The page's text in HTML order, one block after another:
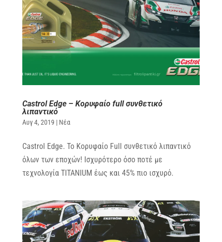
Castrol Edge – Κορυφαίο full συνθετικό
λιπαντικό
Αυγ 4, 2019 | Νέα
Castrol Edge. To Κορυφαίο Full συνθετικό λιπαντικό
όλων των εποχών! Ισχυρότερο όσο ποτέ με
τεχνολογία TITANIUM έως και 45% πιο ισχυρό.